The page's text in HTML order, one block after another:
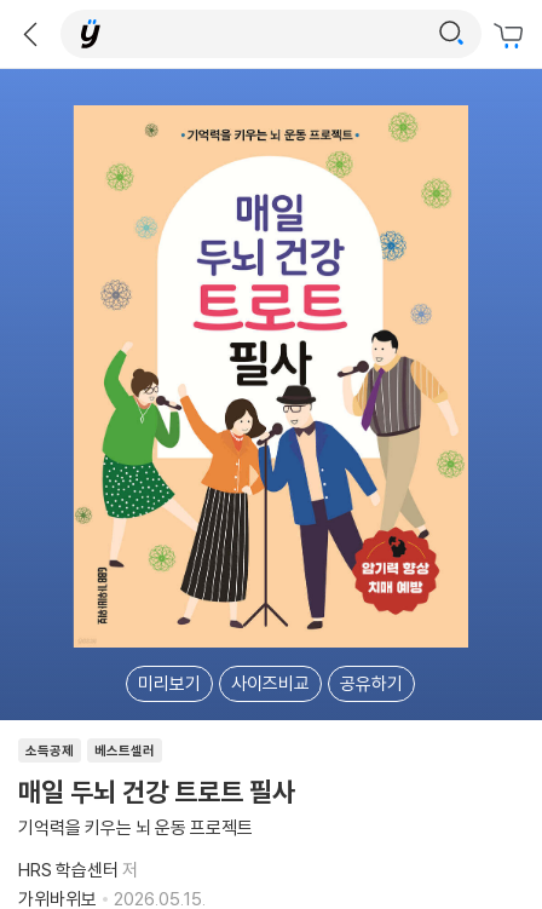
미리보기 사이즈비교 공유하기
소득공제 베스트셀러
매일 두뇌 건강 트로트 필사
기억력을 키우는 뇌 운동 프로젝트
HRS 학습센터 저
가위바위보
2026.05.15.